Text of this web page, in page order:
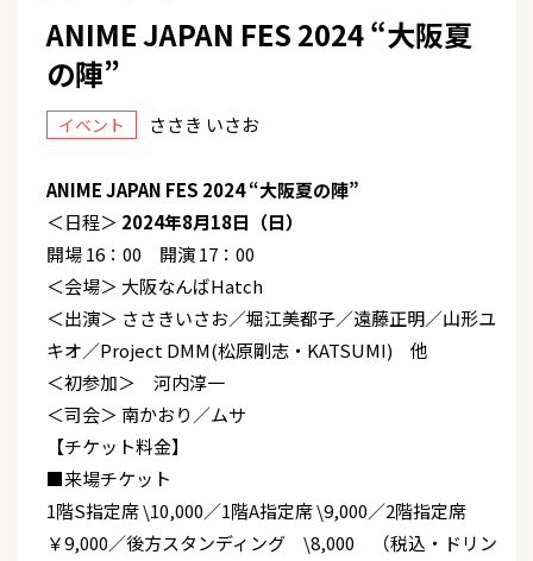
ANIME JAPAN FES 2024 “大阪夏
の陣”
イベント ささき いさお
ANIME JAPAN FES 2024 “大阪夏の陣”
＜日程＞ 2024年8月18日（日）
開場 16：00 開演 17：00
＜会場＞ 大阪なんばHatch
＜出演＞ ささきいさお／堀江美都子／遠藤正明／山形ユ
キオ／Project DMM(松原剛志・KATSUMI) 他
＜初参加＞ 河内淳一
＜司会＞ 南かおり／ムサ
【チケット料金】
■来場チケット
1階S指定席 \10,000／1階A指定席 \9,000／2階指定席
￥9,000／後方スタンディング \8,000 （税込・ドリン